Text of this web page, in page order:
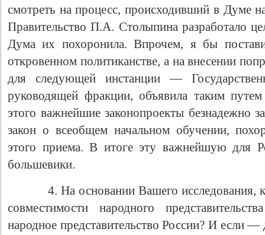
смотреть на процесс, происходивший в Думе
Правительство П.А. Столыпина разработало
Дума их похоронила. Впрочем, я бы
откровенном политиканстве, а на внесении
для следующей инстанции —
руководящей фракции, объявила таким
этого важнейшие законопроекты безнадежно
закон о всеобщем начальном обучении,
этого приема. В итоге эту важнейшую для
большевики.
4. На основании Вашего исследования,
совместимости народного
народное представительство России? И если